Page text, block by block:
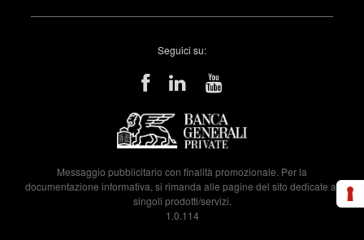
Seguici su:
Messaggio pubblicitario con finalità promozionale. Per la
documentazione informativa, si rimanda alle pagine del sito dedicate ai
singoli prodotti/servizi.
1.0.114